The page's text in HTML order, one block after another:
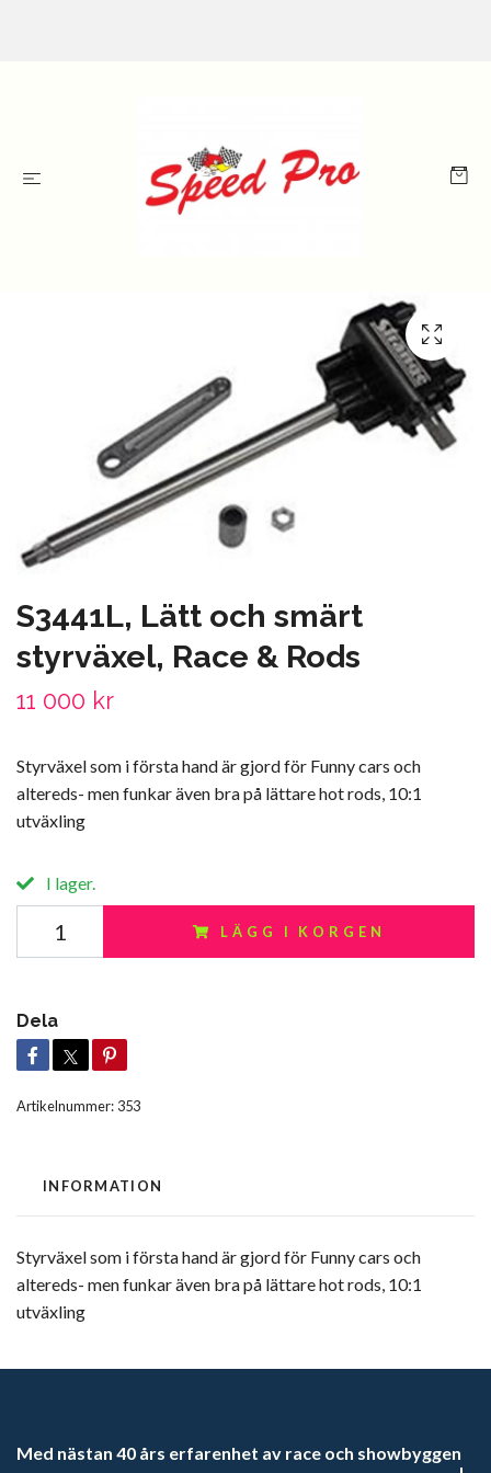
S3441L, Lätt och smärt
styrväxel, Race & Rods
11 000 kr
Styrväxel som i första hand är gjord för Funny cars och
altereds- men funkar även bra på lättare hot rods, 10:1
utväxling
I lager.
LÄGG I KORGEN
Dela
Artikelnummer: 353
INFORMATION
Styrväxel som i första hand är gjord för Funny cars och
altereds- men funkar även bra på lättare hot rods, 10:1
utväxling
Med nästan 40 års erfarenhet av race och showbyggen